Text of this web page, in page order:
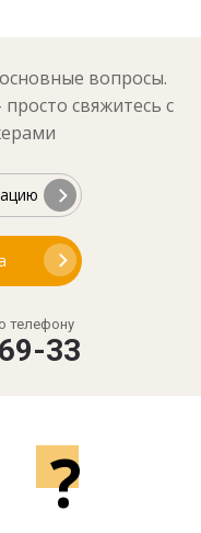
вопросы.
свяжитесь с
телефону
33
?